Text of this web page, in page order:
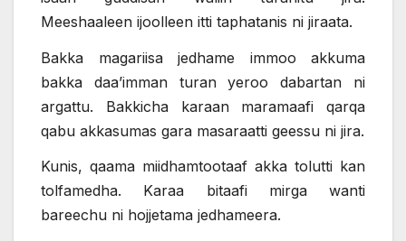
Meeshaaleen ijoolleen itti taphatanis ni jiraata.
Bakka magariisa jedhame immoo akkuma
bakka daa’imman turan yeroo dabartan ni
argattu. Bakkicha karaan maramaafi qarqa
qabu akkasumas gara masaraatti geessu ni jira.
Kunis, qaama miidhamtootaaf akka tolutti kan
tolfamedha. Karaa bitaafi mirga wanti
bareechu ni hojjetama jedhameera.